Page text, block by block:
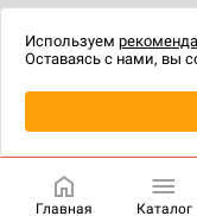
технологии.
Главная Каталог
Используем
Оставаясь с нами, вы